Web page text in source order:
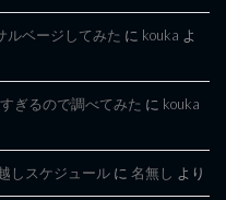
ルベージしてみた に kouka よ
ぎるので調べてみた に kouka
しスケジュール に 名無し より